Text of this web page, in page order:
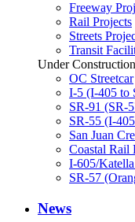
Freeway
Rail Projects
Streets
Transit
Under Construction
OC Streetcar
I-5 (I-405 to
SR-91 (SR-
SR-55 (I-
San Juan
Coastal Rail
I-605/
SR-57
News